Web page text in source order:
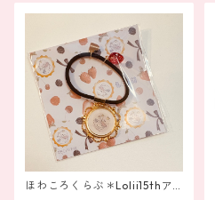
ほわころくらぶ＊Lolii15thア